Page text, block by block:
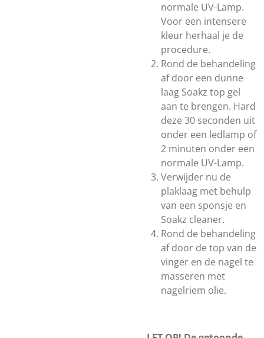
normale UV-Lamp.
Voor een intensere
kleur herhaal je de
procedure.
Rond de behandeling
af door een dunne
laag Soakz top gel
aan te brengen. Hard
deze 30 seconden uit
onder een ledlamp of
2 minuten onder een
normale UV-Lamp.
Verwijder nu de
plaklaag met behulp
van een sponsje en
Soakz cleaner.
Rond de behandeling
af door de top van de
vinger en de nagel te
masseren met
nagelriem olie.